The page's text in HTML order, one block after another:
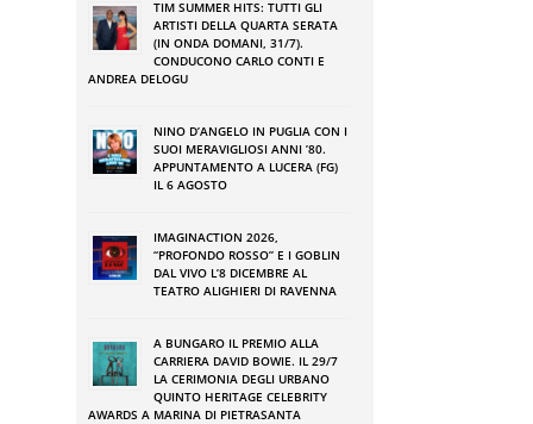
TIM SUMMER HITS: TUTTI GLI
ARTISTI DELLA QUARTA SERATA
(IN ONDA DOMANI, 31/7).
CONDUCONO CARLO CONTI E
ANDREA DELOGU
NINO DʼANGELO IN PUGLIA CON I
SUOI MERAVIGLIOSI ANNI ʼ80.
APPUNTAMENTO A LUCERA (FG)
IL 6 AGOSTO
IMAGINACTION 2026,
“PROFONDO ROSSO” E I GOBLIN
DAL VIVO L’8 DICEMBRE AL
TEATRO ALIGHIERI DI RAVENNA
A BUNGARO IL PREMIO ALLA
CARRIERA DAVID BOWIE. IL 29/7
LA CERIMONIA DEGLI URBANO
QUINTO HERITAGE CELEBRITY
AWARDS A MARINA DI PIETRASANTA